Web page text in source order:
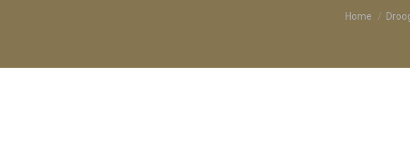
Je bent hier:
Home